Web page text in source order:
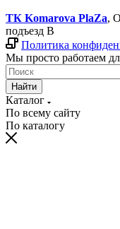
ТК Komarova PlaZa,
подъезд В
Политика
Мы просто работаем
Найти
Каталог
По всему сайту
По каталогу